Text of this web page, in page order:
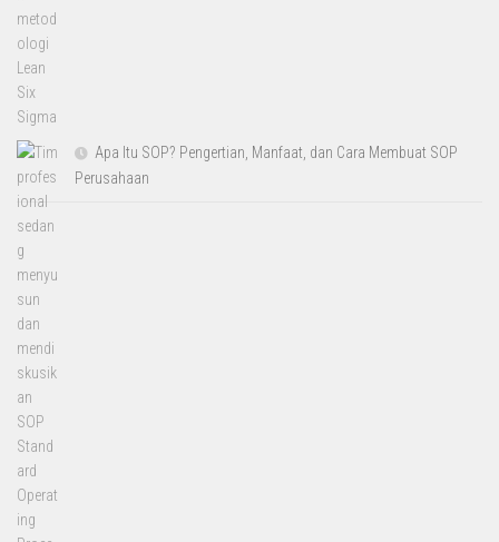
Apa Itu SOP? Pengertian, Manfaat, dan Cara Membuat SOP
Perusahaan